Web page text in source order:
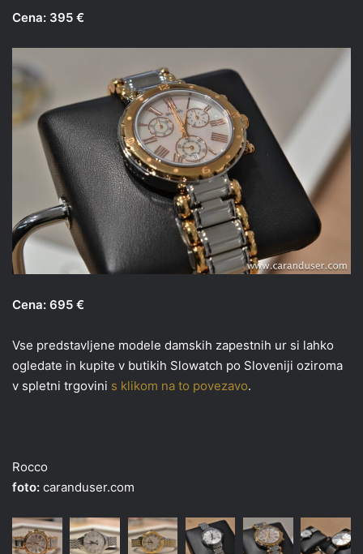
Cena: 395 €
Cena: 695 €
Vse predstavljene modele damskih zapestnih ur si lahko
ogledate in kupite v butikih Slowatch po Sloveniji oziroma
v spletni trgovini s klikom na to povezavo.
Rocco
foto: caranduser.com